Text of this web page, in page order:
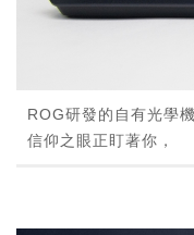
ROG研發的自有光學
信仰之眼正盯著你，